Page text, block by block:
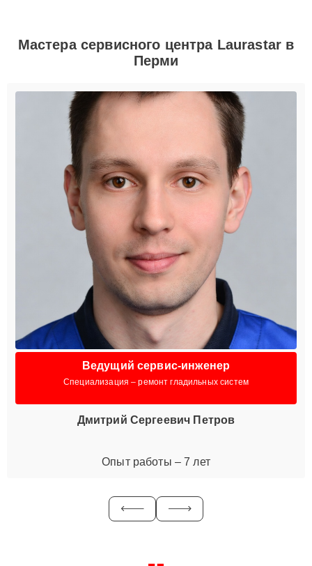
Мастера сервисного центра Laurastar в
Перми
Ведущий сервис-инженер
Специализация – ремонт гладильных систем
Дмитрий Сергеевич Петров
Опыт работы – 7 лет